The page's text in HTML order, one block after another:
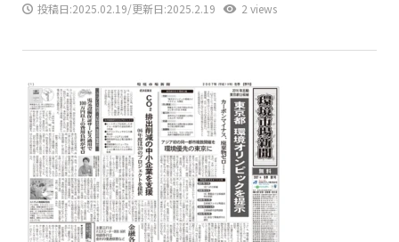
投稿日:2025.02.19/更新日:2025.2.19 2 views